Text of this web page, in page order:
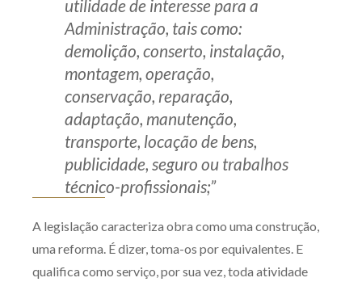
utilidade de interesse para a
Administração, tais como:
demolição, conserto, instalação,
montagem, operação,
conservação, reparação,
adaptação, manutenção,
transporte, locação de bens,
publicidade, seguro ou trabalhos
técnico-profissionais;”
A legislação caracteriza obra como uma construção,
uma reforma. É dizer, toma-os por equivalentes. E
qualifica como serviço, por sua vez, toda atividade